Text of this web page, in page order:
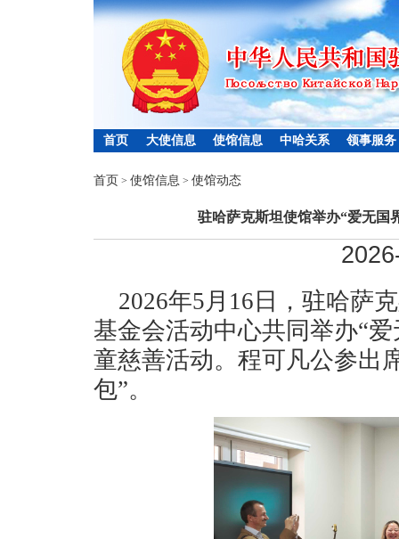
首页 大使信息 使馆信息 中哈关系 领事服务
首页 > 使馆信息 > 使馆动态
驻哈萨克斯坦使馆举办“爱无
2026年5月16日，驻哈萨
基金会活动中心共同举办“爱
童慈善活动。 程可凡公参出
包”。